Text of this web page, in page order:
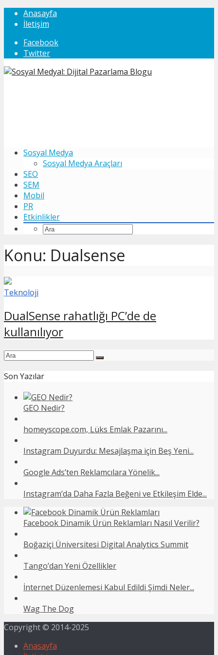
Anasayfa
İletişim
Facebook
Twitter
Sosyal Medya
Sosyal Medya Araçları
SEO
SEM
Mobil
PR
Etkinlikler
Konu: Dualsense
Teknoloji
DualSense rahatlığı PC’de de
kullanılıyor
Son Yazılar
GEO Nedir?
homeyscope.com, Lüks Emlak Pazarını...
Instagram Duyurdu: Mesajlaşma için Beş Yeni...
Google Ads’ten Reklamcılara Yönelik...
Instagram’da Daha Fazla Beğeni ve Etkileşim Elde...
Facebook Dinamik Ürün Reklamları Nasıl Verilir?
Boğaziçi Üniversitesi Digital Analytics Summit
Tango’dan Yeni Özellikler
İnternet Düzenlemesi Kabul Edildi Şimdi Neler...
Wag The Dog
Copyright © 2014-2025
Anasayfa